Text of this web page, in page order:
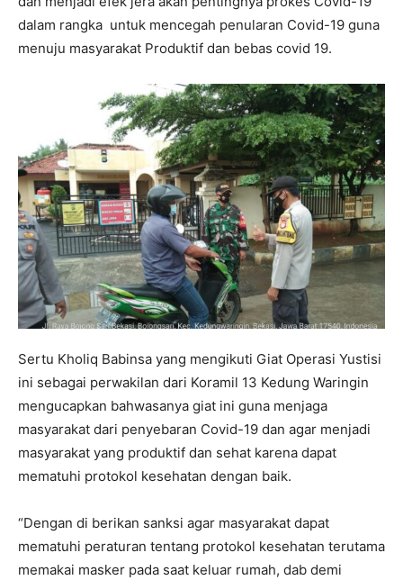
dalam rangka untuk mencegah penularan Covid-19 guna
menuju masyarakat Produktif dan bebas covid 19.
Sertu Kholiq Babinsa yang mengikuti Giat Operasi Yustisi
ini sebagai perwakilan dari Koramil 13 Kedung Waringin
mengucapkan bahwasanya giat ini guna menjaga
masyarakat dari penyebaran Covid-19 dan agar menjadi
masyarakat yang produktif dan sehat karena dapat
mematuhi protokol kesehatan dengan baik.
“Dengan di berikan sanksi agar masyarakat dapat
mematuhi peraturan tentang protokol kesehatan terutama
memakai masker pada saat keluar rumah, dab demi